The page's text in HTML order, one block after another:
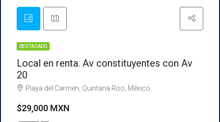
DESTACADO
Local en renta. Av constituyentes con Av
20
Playa del Carmen, Quintana Roo, México
$29,000 MXN